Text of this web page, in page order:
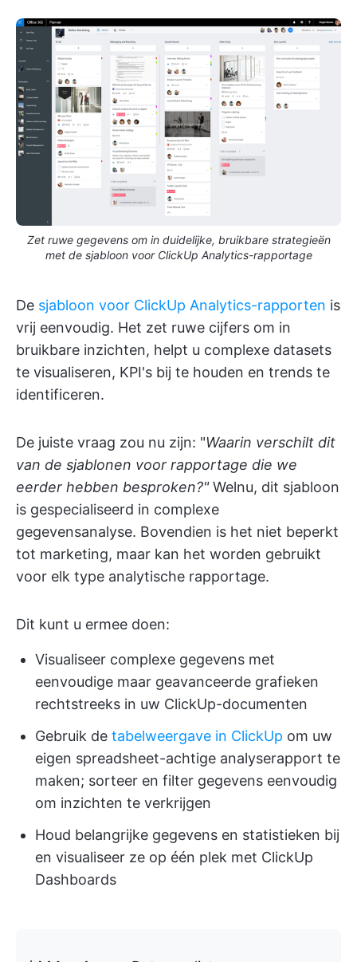
Zet ruwe gegevens om in duidelijke, bruikbare strategieën
met de sjabloon voor ClickUp Analytics-rapportage
De sjabloon voor ClickUp Analytics-rapporten is
vrij eenvoudig. Het zet ruwe cijfers om in
bruikbare inzichten, helpt u complexe datasets
te visualiseren, KPI's bij te houden en trends te
identificeren.
De juiste vraag zou nu zijn: "Waarin verschilt dit
van de sjablonen voor rapportage die we
eerder hebben besproken?"Welnu, dit sjabloon
is gespecialiseerd in complexe
gegevensanalyse. Bovendien is het niet beperkt
tot marketing, maar kan het worden gebruikt
voor elk type analytische rapportage.
Dit kunt u ermee doen:
Visualiseer complexe gegevens met
eenvoudige maar geavanceerde grafieken
rechtstreeks in uw ClickUp-documenten
Gebruik de tabelweergave in ClickUp om uw
eigen spreadsheet-achtige analyserapport te
maken; sorteer en filter gegevens eenvoudig
om inzichten te verkrijgen
Houd belangrijke gegevens en statistieken bij
en visualiseer ze op één plek met ClickUp
Dashboards